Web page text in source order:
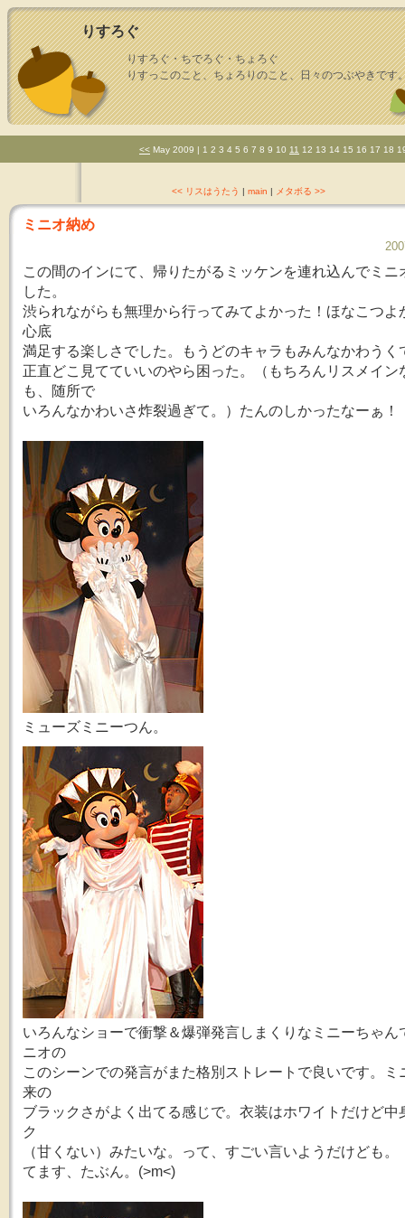
りすろぐ
りすろぐ・ちでろぐ・ちょろぐ
りすっこのこと、ちょろりのこと、日々のつぶやきです
<< May 2009 | 1 2 3 4 5 6 7 8 9 10 11 12 13 14 15 16 17 18
<< リスはうたう | main | メタボる >>
ミニオ納め
この間のインにて、帰りたがるミッケンを連れ込んでミニ
した。
渋られながらも無理から行ってみてよかった！ほなこつよ
心底
満足する楽しさでした。もうどのキャラもみんなかわう
正直どこ見てていいのやら困った。（もちろんリスメイン
も、随所で
いろんなかわいさ炸裂過ぎて。）たんのしかったなーぁ！
ミューズミニーつん。
いろんなショーで衝撃＆爆弾発言しまくりなミニーちゃん
ニオの
このシーンでの発言がまた格別ストレートで良いです。ミ
来の
ブラックさがよく出てる感じで。衣装はホワイトだけど中
ク
（甘くない）みたいな。って、すごい言いようだけども。
てます、たぶん。(>m<)